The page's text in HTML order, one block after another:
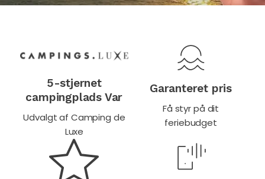
5-stjernet
campingplads Var
Udvalgt af Camping de
Luxe
Garanteret pris
Få styr på dit
feriebudget